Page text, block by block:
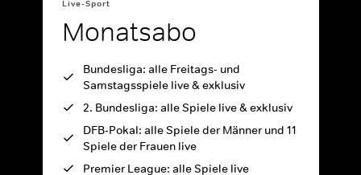
Live-Sport
Monatsabo
Bundesliga: alle Freitags- und
Samstagsspiele live & exklusiv
2. Bundesliga: alle Spiele live & exklusiv
DFB-Pokal: alle Spiele der Männer und 11
Spiele der Frauen live
Premier League: alle Spiele live